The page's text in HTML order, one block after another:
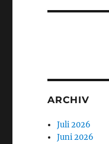
ARCHIV
Juli 2026
Juni 2026